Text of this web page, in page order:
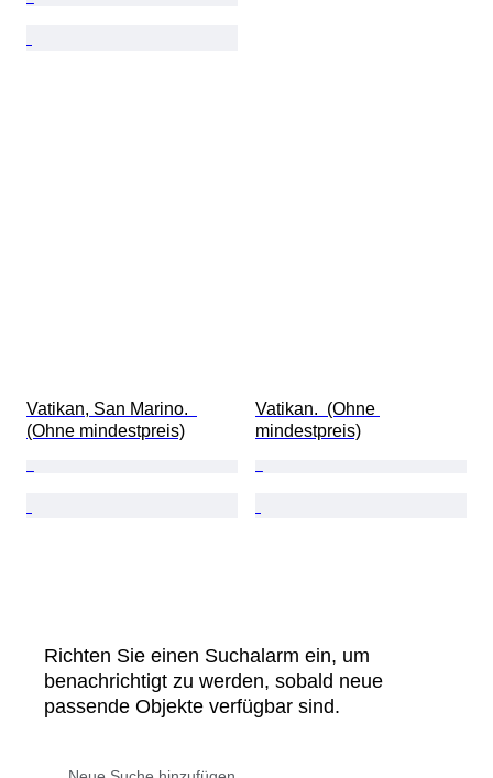
Vatikan, San Marino.
(Ohne mindestpreis)
Vatikan.  (Ohne
mindestpreis)
Richten Sie einen Suchalarm ein, um
benachrichtigt zu werden, sobald neue
passende Objekte verfügbar sind.